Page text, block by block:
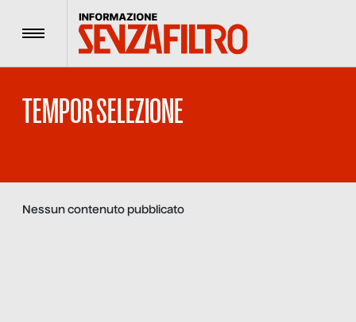
Menu
TEMPOR SELEZIONE
Nessun contenuto pubblicato